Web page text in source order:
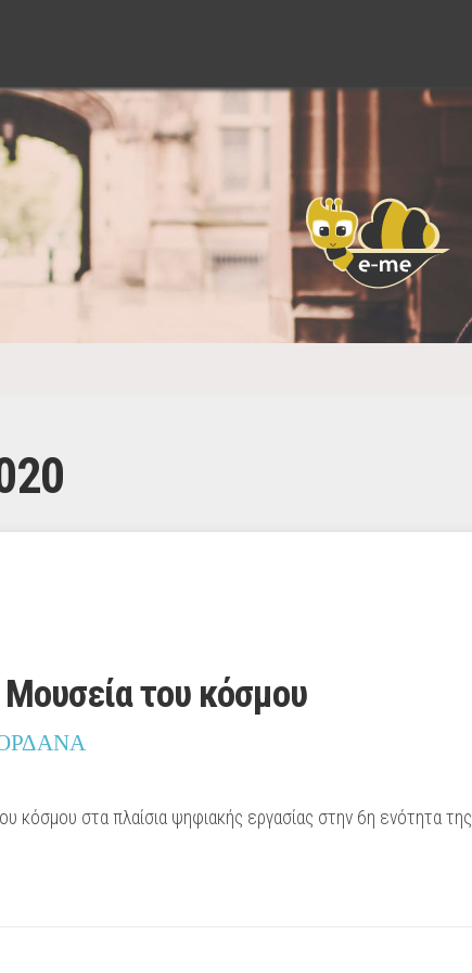
του κόσμου
κόσμου στα πλαίσια ψηφιακής εργασίας στην 6η ενότητα της